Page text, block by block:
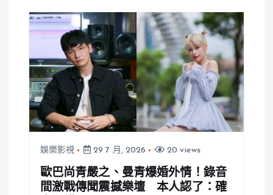
娛樂影視 29 7 月, 2026 20 views
歐巴尚青嚴之、曼青爆婚外情！錄音
間激戰傳聞震撼樂壇 本人認了：確